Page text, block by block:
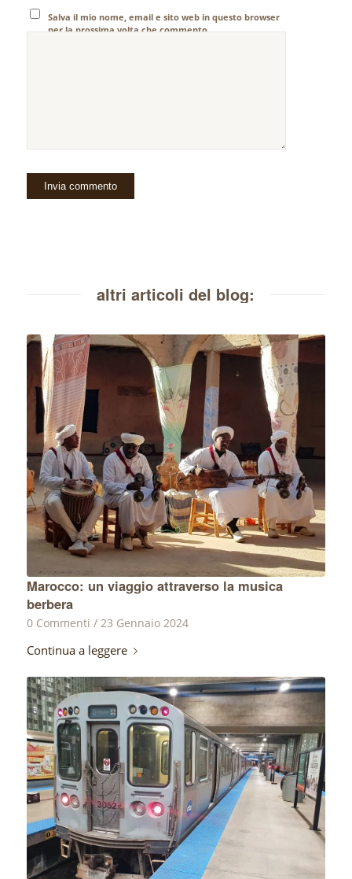
Salva il mio nome, email e sito web in questo browser
per la prossima volta che commento.
altri articoli del blog:
Marocco: un viaggio attraverso la musica
berbera
0 Commenti / 23 Gennaio 2024
Continua a leggere